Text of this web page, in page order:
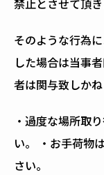
禁止とさせて頂き
そのような行為
した場合は当事
者は関与致しかね
・過度な場所取
い。 ・お手荷物
さい。